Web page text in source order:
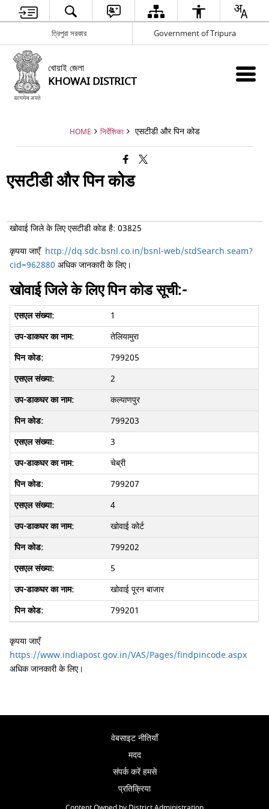
ত্রিপুরা সরকার Government of Tripura
খোয়াই জেলা
KHOWAI DISTRICT
HOME निर्देशिका एसटीडी और पिन कोड
एसटीडी और पिन कोड
खोवाई जिले के लिए एसटीडी कोड है: 03825
कृपया जाएँ http://dq.sdc.bsnl.co.in/bsnl-web/stdSearch.seam?
cid=962880 अधिक जानकारी के लिए।
खोवाई जिले के लिए पिन कोड सूची:-
1
तेलियामुरा
799205
2
कल्याणपुर
799203
3
चेब्री
799207
4
खोवाई कोर्ट
799202
5
खोवाई पूरन बाजार
799201
कृपया जाएँ
https://www.indiapost.gov.in/VAS/Pages/findpincode.aspx
अधिक जानकारी के लिए।
वेबसाइट नीतियाँ
मदद
संपर्क करें हमसे
प्रतिक्रिया